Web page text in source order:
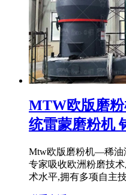
MTW欧版磨
统雷蒙磨粉机
Mtw欧版磨粉机—稀油
专家吸收欧洲粉磨技
术水平,拥有多项自主